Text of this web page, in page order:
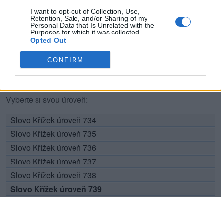
I want to opt-out of Collection, Use,
Retention, Sale, and/or Sharing of my
Personal Data that Is Unrelated with the
Purposes for which it was collected.
Opted Out
CONFIRM
Stažení Slovo Křížek
Zde můžete vyhledat odpověď podle čísla úrovně, ale
Vyberte si svou úroveň:
Slovo Křížek úroveň 734
Slovo Křížek úroveň 735
Slovo Křížek úroveň 736
Slovo Křížek úroveň 737
Slovo Křížek úroveň 738
Slovo Křížek úroveň 739